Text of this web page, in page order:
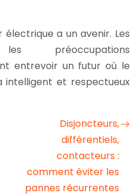
électrique a un avenir. Les
préoccupations
entrevoir un futur où le
intelligent et respectueux
Disjoncteurs,
différentiels,
contacteurs :
comment éviter les
pannes récurrentes